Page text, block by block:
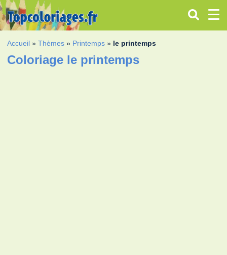
Accueil »Thèmes » Printemps » le printemps
Coloriage le printemps